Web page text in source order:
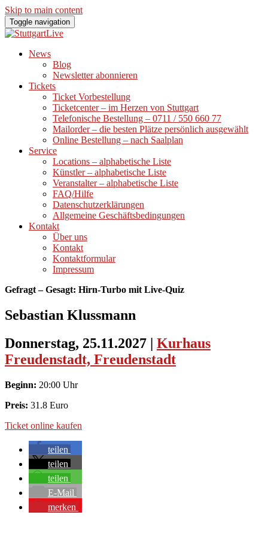
Skip to main content
Toggle navigation
News
Blog
Newsletter abonnieren
Tickets
Ticket Vorbestellung
Ticketcenter – im Herzen von Stuttgart
Telefonische Bestellung – 0711 / 550 660 77
Mailorder – die besten Plätze persönlich ausgewählt
Online Bestellung – nach Saalplan
Service
Locations – alphabetische Liste
Künstler – alphabetische Liste
Veranstalter – alphabetische Liste
FAQ/Hilfe
Datenschutzerklärungen
Allgemeine Geschäftsbedingungen
Kontakt
Über uns
Kontakt
Kontaktformular
Impressum
Gefragt – Gesagt: Hirn-Turbo mit Live-Quiz
Sebastian Klussmann
Donnerstag, 25.11.2027 | Kurhaus
Freudenstadt, Freudenstadt
Beginn: 20:00 Uhr
Preis: 31.8 Euro
Ticket online kaufen
teilen
teilen
teilen
E-Mail
merken